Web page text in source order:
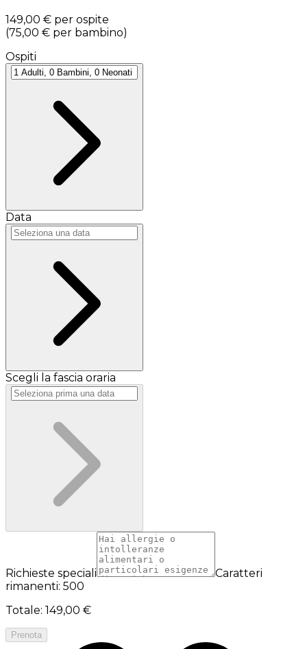
149,00 € per ospite
(75,00 € per bambino)
Ospiti
Data
Scegli la fascia oraria
Richieste speciali
Caratteri
rimanenti: 500
Totale: 149,00 €
Prenota